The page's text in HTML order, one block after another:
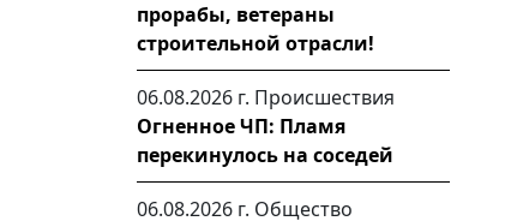
прорабы, ветераны
строительной отрасли!
06.08.2026 г. Происшествия
Огненное ЧП: Пламя
перекинулось на соседей
06.08.2026 г. Общество